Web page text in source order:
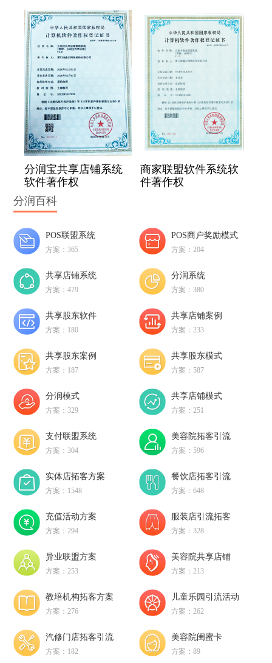
分润宝共享店铺系统
软件著作权
商家联盟软件系统软
件著作权
分润百科
POS联盟系统
方案：365
POS商户奖励模式
方案：204
共享店铺系统
方案：479
分润系统
方案：380
共享股东软件
方案：180
共享店铺案例
方案：233
共享股东案例
方案：187
共享股东模式
方案：587
分润模式
方案：329
共享店铺模式
方案：251
支付联盟系统
方案：304
美容院拓客引流
方案：596
实体店拓客方案
方案：1548
餐饮店拓客引流
方案：648
充值活动方案
方案：294
服装店引流拓客
方案：328
异业联盟方案
方案：253
美容院共享店铺
方案：213
教培机构拓客方案
方案：276
儿童乐园引流活动
方案：262
汽修门店拓客引流
方案：182
美容院闺蜜卡
方案：89